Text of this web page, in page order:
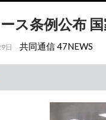
ス条例公布
日 共同通信 47NEWS